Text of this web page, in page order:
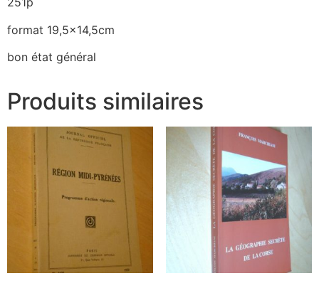
format 19,5×14,5cm
bon état général
Produits similaires